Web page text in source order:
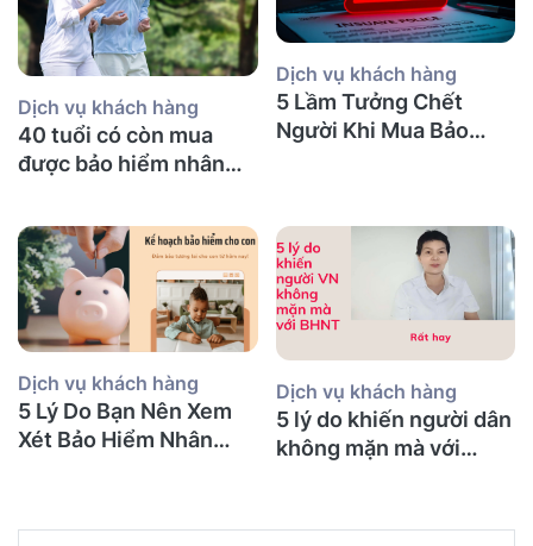
Dịch vụ khách hàng
40 tuổi có còn mua
được bảo hiểm nhân
bảo hiểm gì?
Dịch vụ khách hàng
5 Lầm Tưởng Chết
Người Khi Mua Bảo
Dịch vụ khách hàng
5 Lý Do Bạn Nên Xem
Xét Bảo Hiểm Nhân
Dịch vụ khách hàng
5 lý do khiến người dân
không mặn mà với